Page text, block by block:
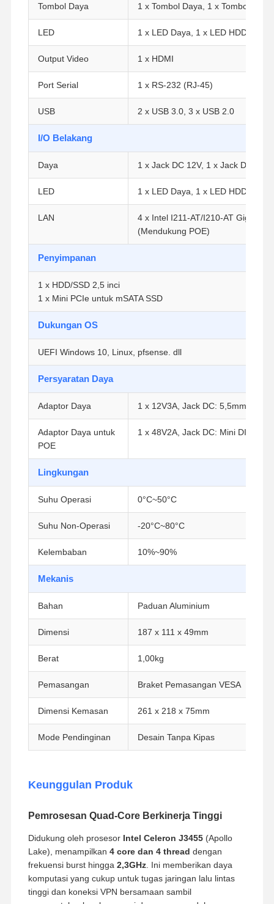
Rumah
Kontrol
Kualitas
Bicara
Sekarang
Firewall Mini PC
PC Mini Industri
1U Rackmount PC
PC Mini POE
NAS Mini PC
Tombol Daya 1 x Tombol Daya, 1 x Tombol Reset
LED 1 x LED Daya, 1 x LED HDD
Output Video 1 x HDMI
Port Serial 1 x RS-232 (RJ-45)
USB 2 x USB 3.0, 3 x USB 2.0
I/O Belakang
Daya 1 x Jack DC 12V, 1 x Jack DC 48V
LED 1 x LED Daya, 1 x LED HDD
LAN
4 x Intel I211-AT/I210-AT Gigabit
(Mendukung POE)
Penyimpanan
1 x HDD/SSD 2,5 inci
1 x Mini PCIe untuk mSATA SSD
Dukungan OS
UEFI Windows 10, Linux, pfsense. dll
Persyaratan Daya
Adaptor Daya 1 x 12V3A, Jack DC: 5,5mm/
Adaptor Daya untuk
POE
1 x 48V2A, Jack DC: Mini DIN
Lingkungan
Suhu Operasi 0°C~50°C
Suhu Non-Operasi -20°C~80°C
Kelembaban 10%~90%
Mekanis
Bahan Paduan Aluminium
Dimensi 187 x 111 x 49mm
Berat 1,00kg
Pemasangan Braket Pemasangan VESA
Dimensi Kemasan 261 x 218 x 75mm
Mode Pendinginan Desain Tanpa Kipas
Keunggulan Produk
Pemrosesan Quad-Core Berkinerja Tinggi
Didukung oleh prosesor Intel Celeron J3455(Apollo
Lake), menampilkan 4 core dan 4 thread dengan
frekuensi burst hingga 2,3GHz. Ini memberikan daya
komputasi yang cukup untuk tugas jaringan lalu lintas
tinggi dan koneksi VPN bersamaan sambil